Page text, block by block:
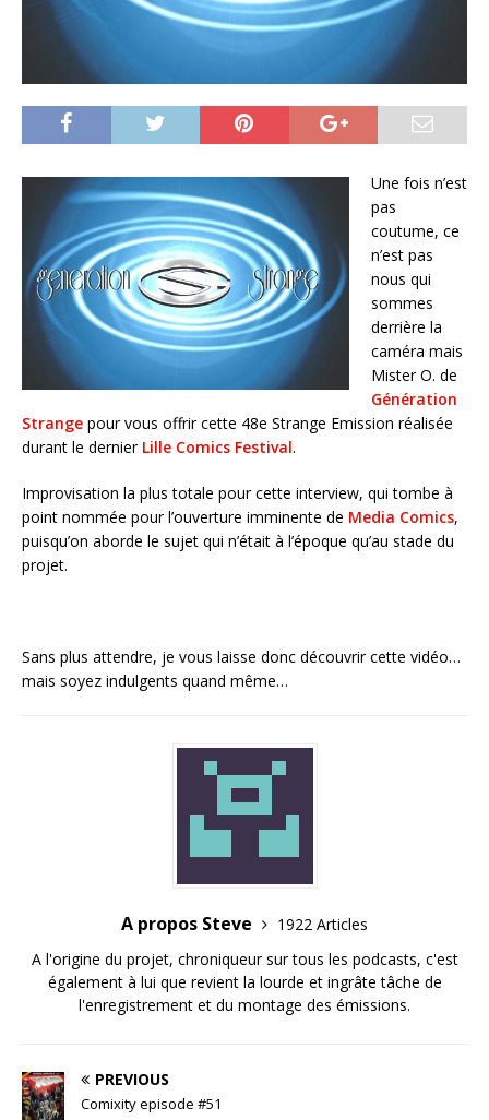
Une fois n’est
pas
coutume, ce
n’est pas
nous qui
sommes
derrière la
caméra mais
Mister O. de
Génération
Strange pour vous offrir cette 48e Strange Emission réalisée
durant le dernier Lille Comics Festival.
Improvisation la plus totale pour cette interview, qui tombe à
point nommée pour l’ouverture imminente de Media Comics,
puisqu’on aborde le sujet qui n’était à l’époque qu’au stade du
projet.
Sans plus attendre, je vous laisse donc découvrir cette vidéo…
mais soyez indulgents quand même…
A propos Steve
1922 Articles
A l'origine du projet, chroniqueur sur tous les podcasts, c'est
également à lui que revient la lourde et ingrâte tâche de
l'enregistrement et du montage des émissions.
PREVIOUS
Comixity episode #51